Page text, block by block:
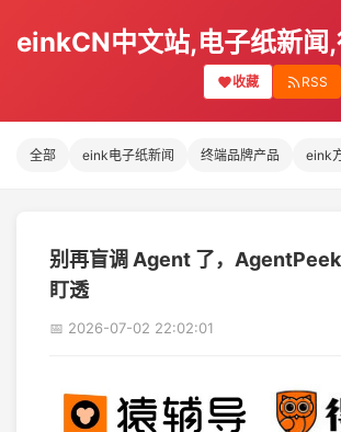
einkCN中文站,电子纸新闻,
收藏 RSS
全部 eink电子纸新闻 终端品牌产品 eink
别再盲调 Agent 了，
盯透
📅 2026-07-02 22:02:01